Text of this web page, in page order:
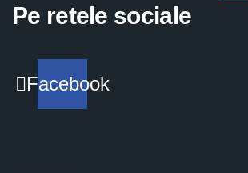
Pe retele sociale
Facebook